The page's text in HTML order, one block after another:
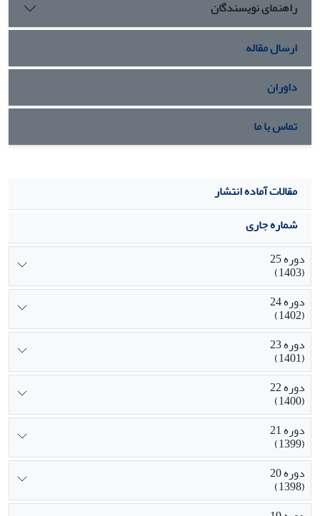
راهنمای نویسندگان
ارسال مقاله
داوران
تماس با ما
مقالات آماده انتشار
شماره جاری
دوره 25
(1403)
دوره 24
(1402)
دوره 23
(1401)
دوره 22
(1400)
دوره 21
(1399)
دوره 20
(1398)